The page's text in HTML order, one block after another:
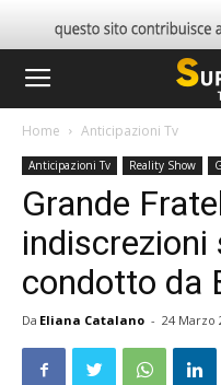
Home Anticipazioni Tv
Anticipazioni Tv Reality Show
Grande
indiscrezioni
condotto da
Da Eliana Catalano - 24 Marzo